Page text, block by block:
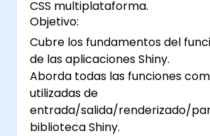
CSS multiplataforma.
Objetivo:
Cubre los fundamentos del
de las aplicaciones Shiny.
Aborda todas las funciones
utilizadas de
entrada/salida/renderizado/
biblioteca Shiny.